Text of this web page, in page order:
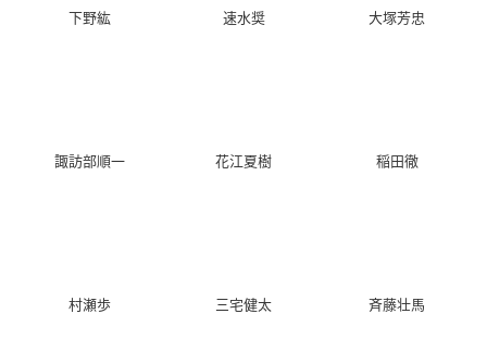
下野紘 速水奨 大塚芳忠
諏訪部順一 花江夏樹 稲田徹
村瀬歩 三宅健太 斉藤壮馬